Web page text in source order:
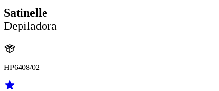
Satinelle
Depiladora
HP6408/02